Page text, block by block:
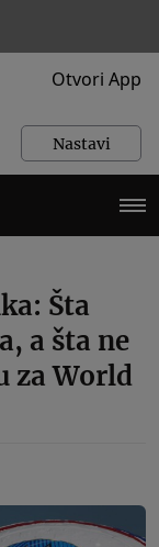
Otvori App
Nastavi
Šta
a šta ne
za World